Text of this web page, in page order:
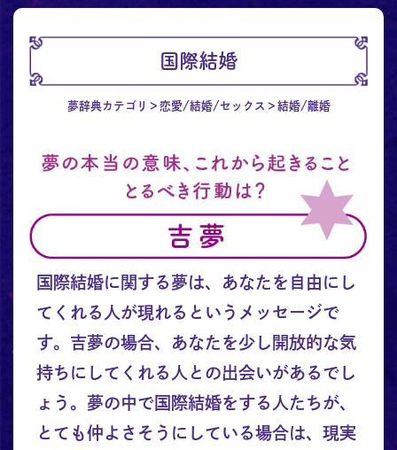
国際結婚
夢辞典カテゴリ 恋愛/結婚/セックス 結婚/離婚
国際結婚に関する夢は、あなたを自由にし
てくれる人が現れるというメッセージで
す。吉夢の場合、あなたを少し開放的な気
持ちにしてくれる人との出会いがあるでし
ょう。夢の中で国際結婚をする人たちが、
とても仲よさそうにしている場合は、現実